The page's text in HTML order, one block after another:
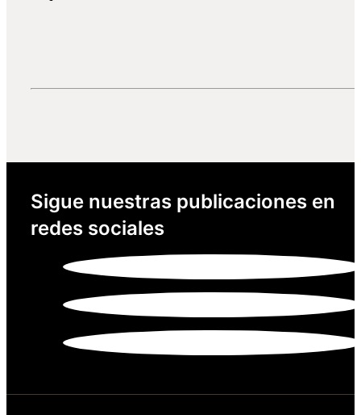
Sigue nuestras publicaciones en
redes sociales